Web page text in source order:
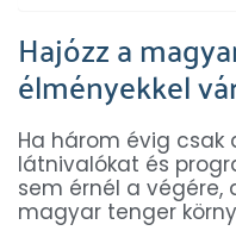
Hajózz a
élményekkel
Ha három évig
látnivalókat és
sem érnél a
magyar tenger